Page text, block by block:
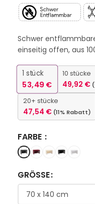
Schwer
einseitig offen, aus
1 stück
53,49€
10 stücke
49,92 €
20+ stücke
47,54 € (11% Rabatt)
FARBE
GRÖSSE